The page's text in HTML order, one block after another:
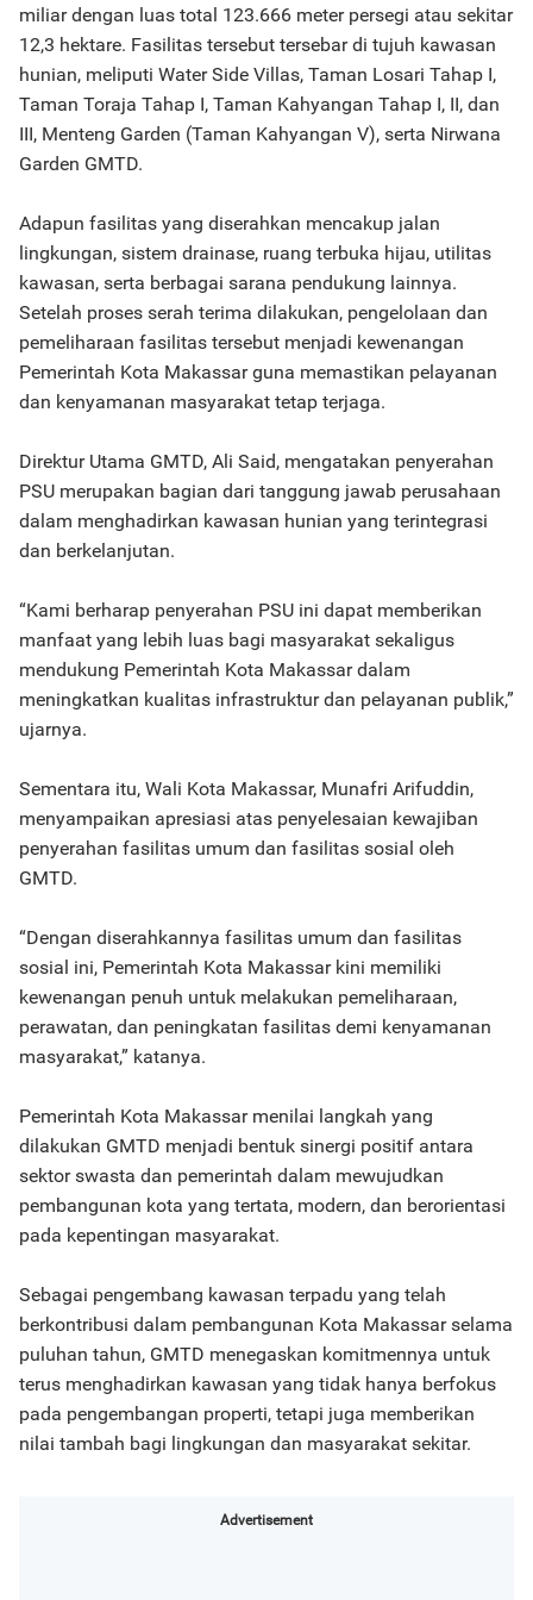
miliar dengan luas total 123.666 meter persegi atau sekitar
12,3 hektare. Fasilitas tersebut tersebar di tujuh kawasan
hunian, meliputi Water Side Villas, Taman Losari Tahap I,
Taman Toraja Tahap I, Taman Kahyangan Tahap I, II, dan
III, Menteng Garden (Taman Kahyangan V), serta Nirwana
Garden GMTD.
Adapun fasilitas yang diserahkan mencakup jalan
lingkungan, sistem drainase, ruang terbuka hijau, utilitas
kawasan, serta berbagai sarana pendukung lainnya.
Setelah proses serah terima dilakukan, pengelolaan dan
pemeliharaan fasilitas tersebut menjadi kewenangan
Pemerintah Kota Makassar guna memastikan pelayanan
dan kenyamanan masyarakat tetap terjaga.
Direktur Utama GMTD, Ali Said, mengatakan penyerahan
PSU merupakan bagian dari tanggung jawab perusahaan
dalam menghadirkan kawasan hunian yang terintegrasi
dan berkelanjutan.
“Kami berharap penyerahan PSU ini dapat memberikan
manfaat yang lebih luas bagi masyarakat sekaligus
mendukung Pemerintah Kota Makassar dalam
meningkatkan kualitas infrastruktur dan pelayanan publik,”
ujarnya.
Sementara itu, Wali Kota Makassar, Munafri Arifuddin,
menyampaikan apresiasi atas penyelesaian kewajiban
penyerahan fasilitas umum dan fasilitas sosial oleh
GMTD.
“Dengan diserahkannya fasilitas umum dan fasilitas
sosial ini, Pemerintah Kota Makassar kini memiliki
kewenangan penuh untuk melakukan pemeliharaan,
perawatan, dan peningkatan fasilitas demi kenyamanan
masyarakat,” katanya.
Pemerintah Kota Makassar menilai langkah yang
dilakukan GMTD menjadi bentuk sinergi positif antara
sektor swasta dan pemerintah dalam mewujudkan
pembangunan kota yang tertata, modern, dan berorientasi
pada kepentingan masyarakat.
Sebagai pengembang kawasan terpadu yang telah
berkontribusi dalam pembangunan Kota Makassar selama
puluhan tahun, GMTD menegaskan komitmennya untuk
terus menghadirkan kawasan yang tidak hanya berfokus
pada pengembangan properti, tetapi juga memberikan
nilai tambah bagi lingkungan dan masyarakat sekitar.
Advertisement